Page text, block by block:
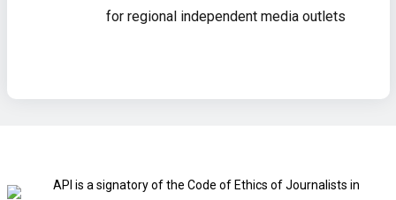
for regional independent media outlets
API is a signatory of the Code of Ethics of Journalists in